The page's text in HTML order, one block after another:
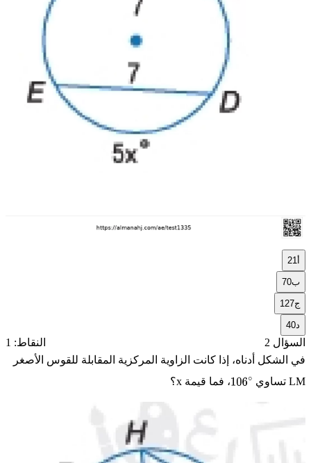
21
ب70
ج127
40
السؤال 2
النقاط: 1
في الشكل أدناه، إذا كانت الزاوية المركزية المقابلة للقوس الأصغر
LMتساوي 106 ، فما قيمة x؟